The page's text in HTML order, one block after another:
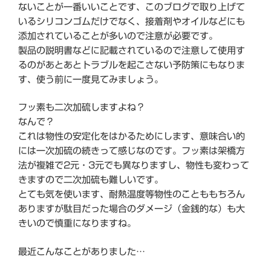
ないことが一番いいことです、このブログで取り上げて
いるシリコンゴムだけでなく、接着剤やオイルなどにも
添加されていることが多いので注意が必要です。
製品の説明書などに記載されているので注意して使用す
るのがあとあとトラブルを起こさない予防策にもなりま
す、使う前に一度見てみましょう。
フッ素も二次加硫しますよね？
なんで？
これは物性の安定化をはかるためにします、意味合い的
には一次加硫の続きって感じなのです。フッ素は架橋方
法が複雑で2元・3元でも異なりますし、物性も変わって
きますので二次加硫も難しいです。
とても気を使います、耐熱温度等物性のことももちろん
ありますが駄目だった場合のダメージ（金銭的な）も大
きいので慎重になりますね。
最近こんなことがありました…